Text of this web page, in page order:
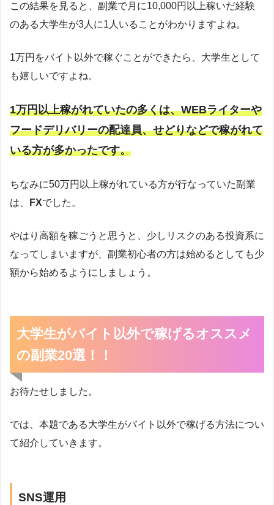
この結果を見ると、副業で月に10,000円以上稼いだ経験
のある大学生が3人に1人いることがわかりますよね。
1万円をバイト以外で稼ぐことができたら、大学生として
も嬉しいですよね。
1万円以上稼がれていたの多くは、WEBライターや
フードデリバリーの配達員、せどりなどで稼がれて
いる方が多かったです。
ちなみに50万円以上稼がれている方が行なっていた副業
は、
FXでした。
やはり高額を稼ごうと思うと、少しリスクのある投資系に
なってしまいますが、副業初心者の方は始めるとしても少
額から始めるようにしましょう。
大学生がバイト以外で稼げるオススメ
の副業20選！！
お待たせしました。
では、本題である大学生がバイト以外で稼げる方法につい
て紹介していきます。
SNS運用